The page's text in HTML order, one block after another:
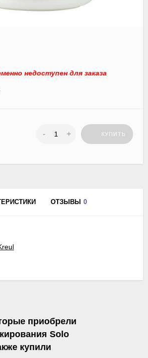
недоступен для заказа
- + КУПИТЬ
ОТЗЫВЫ 0
приобрели
Solo
купили